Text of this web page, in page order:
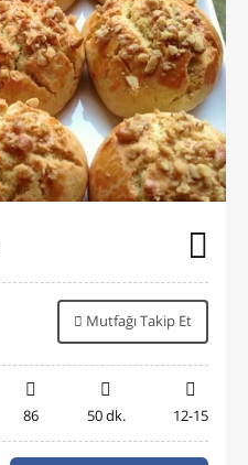
Mutfağı Takip Et
86 50 dk. 12-15